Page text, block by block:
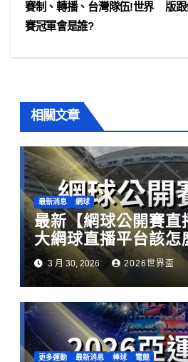
版
賽制、轉播、台灣隊伍!世界
賽冠軍會是誰?
相關文章
最新消息 網球
最新【網球公開賽直
大網球直播平台該怎
3 月 30, 2026 2026世界盃
更多運動 最新消息 棒球 電競